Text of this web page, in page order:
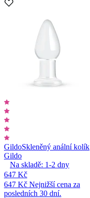
GildoSkleněný anální kolík
Gildo
Na skladě: 1-2 dny
647 Kč
647 Kč Nejnižší cena za
posledních 30 dní.